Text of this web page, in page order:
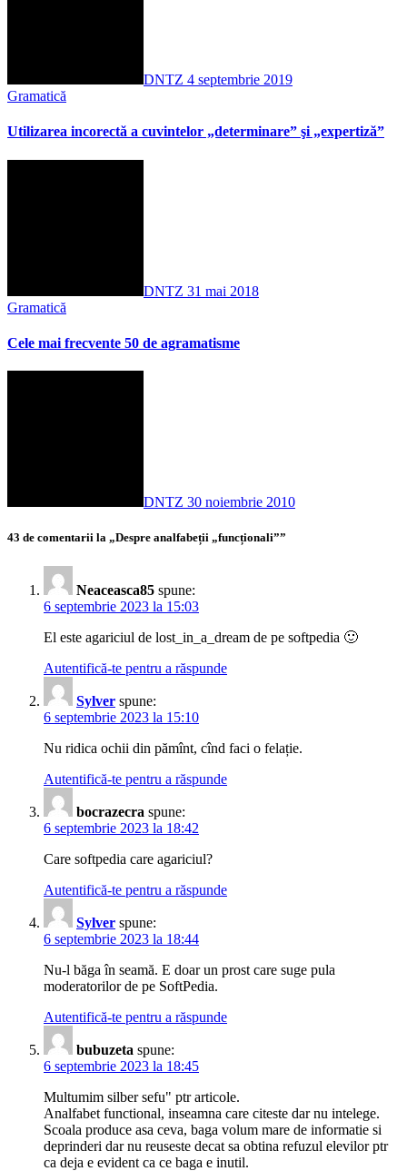
DNTZ 4 septembrie 2019
Gramatică
Utilizarea incorectă a cuvintelor „determinare” şi „expertiză”
DNTZ 31 mai 2018
Gramatică
Cele mai frecvente 50 de agramatisme
DNTZ 30 noiembrie 2010
43 de comentarii la „Despre analfabeții „funcționali””
Neaceasca85 spune:
6 septembrie 2023 la 15:03
El este agariciul de lost_in_a_dream de pe softpedia 🙂
Autentifică-te pentru a răspunde
Sylver spune:
6 septembrie 2023 la 15:10
Nu ridica ochii din pămînt, cînd faci o felație.
Autentifică-te pentru a răspunde
bocrazecra spune:
6 septembrie 2023 la 18:42
Care softpedia care agariciul?
Autentifică-te pentru a răspunde
Sylver spune:
6 septembrie 2023 la 18:44
Nu-l băga în seamă. E doar un prost care suge pula
moderatorilor de pe SoftPedia.
Autentifică-te pentru a răspunde
bubuzeta spune:
6 septembrie 2023 la 18:45
Multumim silber sefu" ptr articole.
Analfabet functional, inseamna care citeste dar nu intelege.
Scoala produce asa ceva, baga volum mare de informatie si
deprinderi dar nu reuseste decat sa obtina refuzul elevilor ptr
ca deja e evident ca ce baga e inutil.